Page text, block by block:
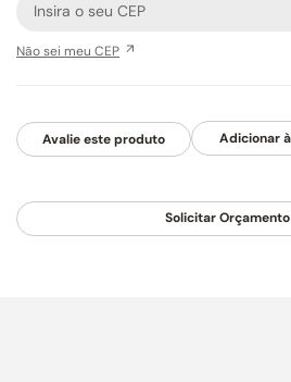
Não sei meu CEP
Avalie este produto
Solicitar Orçamento